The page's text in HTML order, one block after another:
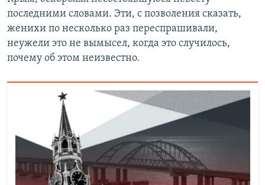
последними словами. Эти, с позволения сказать,
женихи по несколько раз переспрашивали,
неужели это не вымысел, когда это случилось,
почему об этом неизвестно.